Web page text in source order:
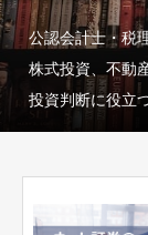
公認会計士・税
株式投資、不動
投資判断に役立